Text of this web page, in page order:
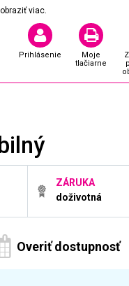
viac.
Prihlásenie
Moje
tlačiarne
ZÁRUKA
doživotná
Overiť dostupnosť